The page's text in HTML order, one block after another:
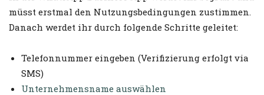
müsst erstmal den Nutzungsbedingungen zustimmen.
Danach werdet ihr durch folgende Schritte geleitet:
Telefonnummer eingeben (Verifizierung erfolgt via
SMS)
Unternehmensname auswählen